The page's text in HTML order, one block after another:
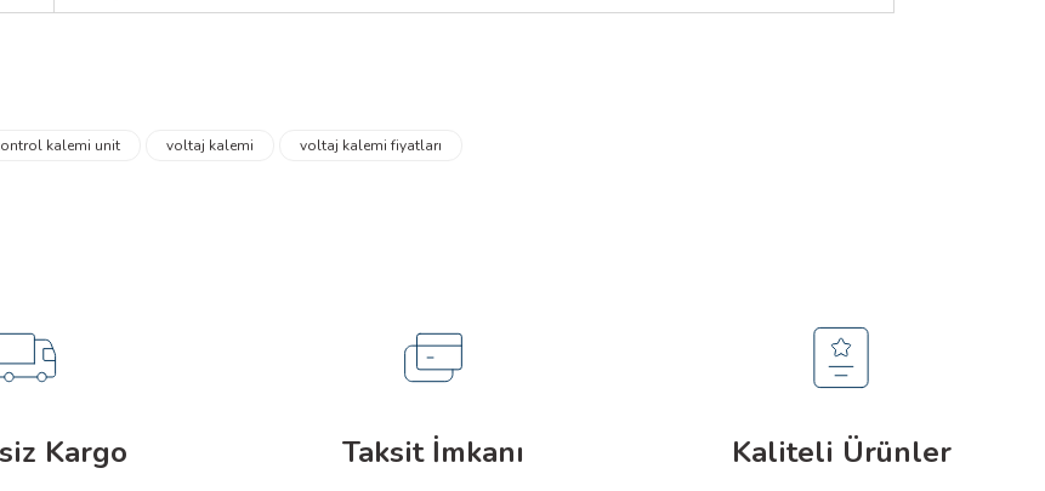
Soru Sor
kalemi unit voltaj kalemi voltaj kalemi fiyatları
Kargo Taksit İmkanı Kaliteli Ürünler